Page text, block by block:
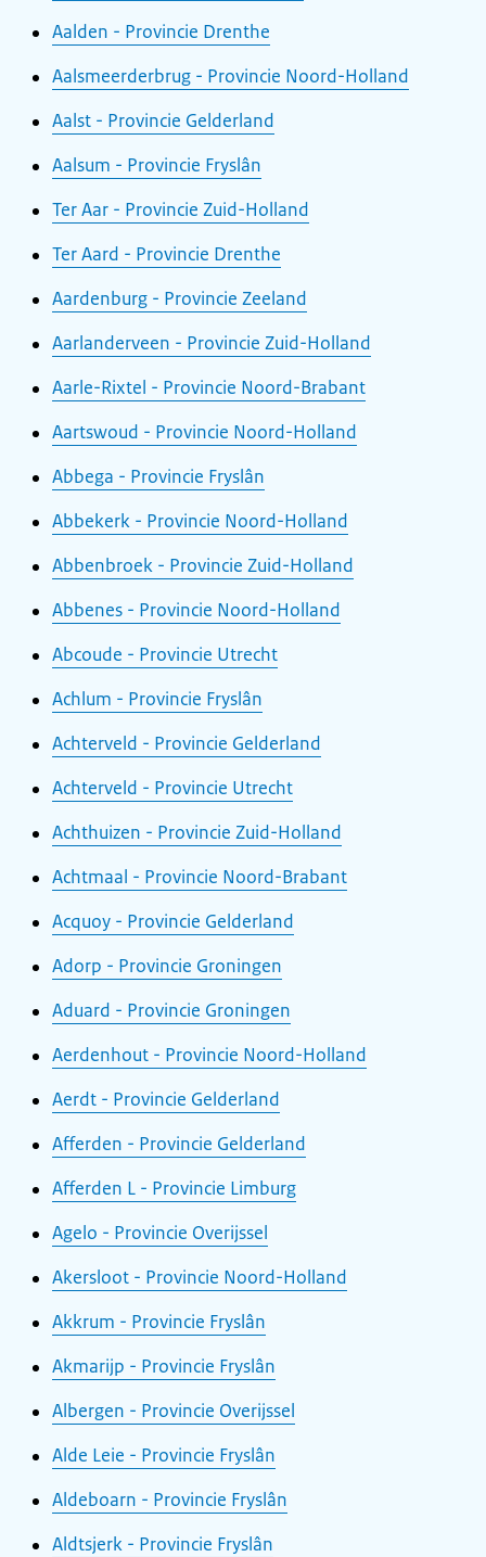
Aalden - Provincie Drenthe
Aalsmeerderbrug - Provincie Noord-Holland
Aalst - Provincie Gelderland
Aalsum - Provincie Fryslân
Ter Aar - Provincie Zuid-Holland
Ter Aard - Provincie Drenthe
Aardenburg - Provincie Zeeland
Aarlanderveen - Provincie Zuid-Holland
Aarle-Rixtel - Provincie Noord-Brabant
Aartswoud - Provincie Noord-Holland
Abbega - Provincie Fryslân
Abbekerk - Provincie Noord-Holland
Abbenbroek - Provincie Zuid-Holland
Abbenes - Provincie Noord-Holland
Abcoude - Provincie Utrecht
Achlum - Provincie Fryslân
Achterveld - Provincie Gelderland
Achterveld - Provincie Utrecht
Achthuizen - Provincie Zuid-Holland
Achtmaal - Provincie Noord-Brabant
Acquoy - Provincie Gelderland
Adorp - Provincie Groningen
Aduard - Provincie Groningen
Aerdenhout - Provincie Noord-Holland
Aerdt - Provincie Gelderland
Afferden - Provincie Gelderland
Afferden L - Provincie Limburg
Agelo - Provincie Overijssel
Akersloot - Provincie Noord-Holland
Akkrum - Provincie Fryslân
Akmarijp - Provincie Fryslân
Albergen - Provincie Overijssel
Alde Leie - Provincie Fryslân
Aldeboarn - Provincie Fryslân
Aldtsjerk - Provincie Fryslân